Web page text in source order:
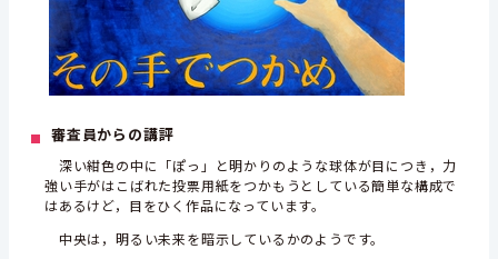
審査員からの講評
深い紺色の中に「ぽっ」と明かりのような球体が目につき，力
強い手がはこばれた投票用紙をつかもうとしている簡単な構成で
はあるけど，目をひく作品になっています。
中央は，明るい未来を暗示しているかのようです。